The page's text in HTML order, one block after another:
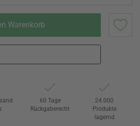
Warenkorb
60 Tage
Rückgaberecht
24.000
Produkte
lagernd